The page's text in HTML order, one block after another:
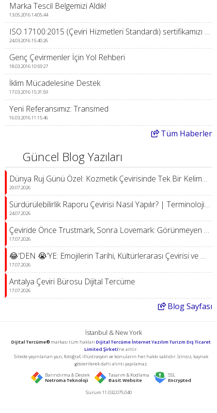
Marka Tescil Belgemizi Aldık!
13.05.2016 14:05:44
ISO 17100:2015 (Çeviri Hizmetleri Standardı) sertifikamızı aldık
24.03.2016 15:40:26
Genç Çevirmenler İçin Yol Rehberi
18.03.2016 10:59:27
İklim Mücadelesine Destek
17.03.2016 15:31:59
Yeni Referansımız: Transmed
16.03.2016 11:15:46
Tüm Haberler
Güncel Blog Yazıları
Dünya Ruj Günü Özel: Kozmetik Çevirisinde Tek Bir Kelimenin Gücü
29.07.2026
Sürdürülebilirlik Raporu Çevirisi Nasıl Yapılır? | Terminoloji, kalite, yapay zekâ, insan denetimi ve küresel temsil rehberi
24.07.2026
Çeviride Önce Trustmark, Sonra Lovemark: Görünmeyen Bir Hizmette Güven Nasıl İnşa Edilir?
17.07.2026
😂’DEN 😭’YE: Emojilerin Tarihi, Kültürlerarası Çevirisi ve Dijital İletişimin Değişen Yüzü
17.07.2026
Antalya Çeviri Bürosu Dijital Tercüme
17.07.2026
BlogSayfası
İstanbul & New York
Dijital Tercüme® markası tüm hakları Dijital Tercüme İnternet Yazılım Turizm Dış Ticaret
Limited Şirketi'ne aittir.
Sitede yayınlanan yazı, fotoğraf, illüstrasyon ve konuların her hakkı saklıdır. İzinsiz, kaynak
gösterilerek dahi alıntı yapılamaz.
Barındırma & Destek
Netroma Teknoloji
Tasarım & Kodlama
Basit.Website
SSL
Encrypted
Sürüm 11.032.075.040